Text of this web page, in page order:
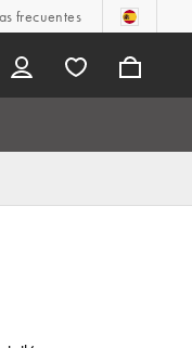
frecuentes